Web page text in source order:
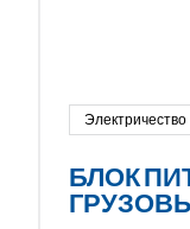
Электричество
БЛОК